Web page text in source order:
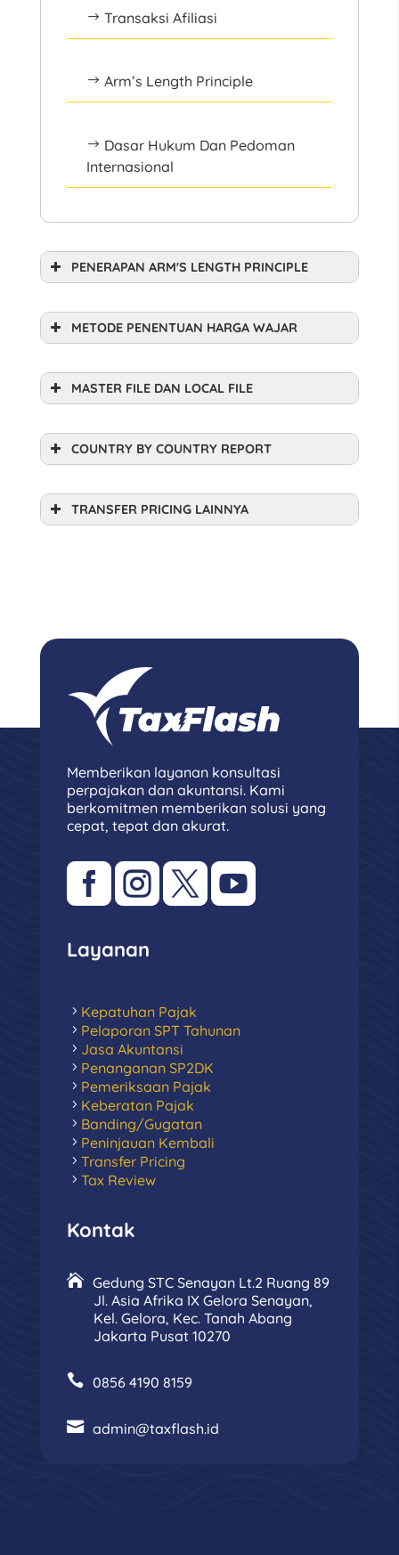
$ Transaksi Afiliasi
$ Arm’s Length Principle
$ Dasar Hukum Dan Pedoman
Internasional
PENERAPAN ARM'S LENGTH PRINCIPLE
METODE PENENTUAN HARGA WAJAR
MASTER FILE DAN LOCAL FILE
COUNTRY BY COUNTRY REPORT
TRANSFER PRICING LAINNYA
Memberikan layanan konsultasi
perpajakan dan akuntansi. Kami
berkomitmen memberikan solusi yang
cepat, tepat dan akurat.

Layanan
Kepatuhan Pajak
Pelaporan SPT Tahunan
Jasa Akuntansi
Penanganan SP2DK
Pemeriksaan Pajak
Keberatan Pajak
Banding/Gugatan
Peninjauan Kembali
Transfer Pricing
Tax Review
Kontak
Gedung STC Senayan Lt.2 Ruang 89
Jl. Asia Afrika IX Gelora Senayan,
Kel. Gelora, Kec. Tanah Abang
Jakarta Pusat 10270
0856 4190 8159
admin@taxflash.id